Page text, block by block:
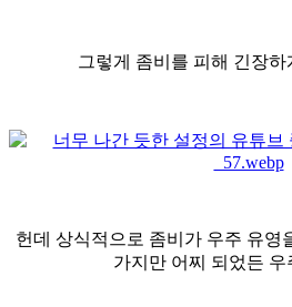
그렇게 좀비를 피해 긴장
헌데 상식적으로 좀비가 우주 유영
가지만 어찌 되었든 우